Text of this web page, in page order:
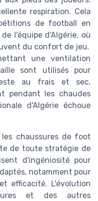
respiration. Cela
de football en
l'équipe d'Algérie, où
du confort de jeu.
une ventilation
sont utilisés pour
au frais et sec,
pendant les chaudes
d'Algérie échoue
chaussures de foot
de toute stratégie de
d'ingéniosité pour
notamment pour
efficacité. L'évolution
et des autres